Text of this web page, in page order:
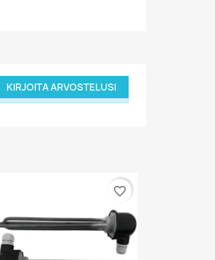
KIRJOITA ARVOSTELUSI
favorite_border